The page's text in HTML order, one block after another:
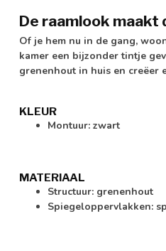
De raamlook
Of je hem nu in de gang,
kamer een bijzonder tintje
grenenhout in huis en creëer
KLEUR
Montuur: zwart
MATERIAAL
Structuur: grenenhout
Spiegeloppervlakken: